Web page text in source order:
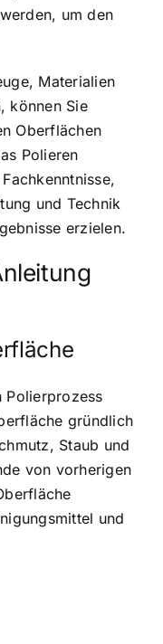
um den
Materialien
können Sie
Oberflächen
Polieren
und Technik
erzielen.
Polierprozess
gründlich
Staub und
von vorherigen
und